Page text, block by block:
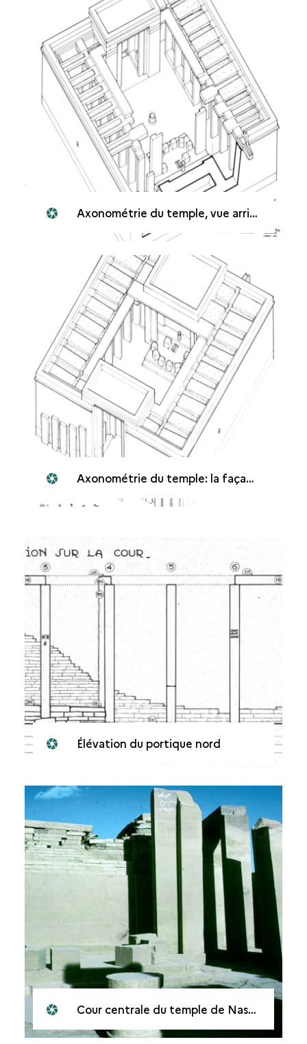
Axonométrie du temple, vue arrière
Axonométrie du temple: la façade d'entrée occidentale
Élévation du portique nord
Cour centrale du temple de Nashshan